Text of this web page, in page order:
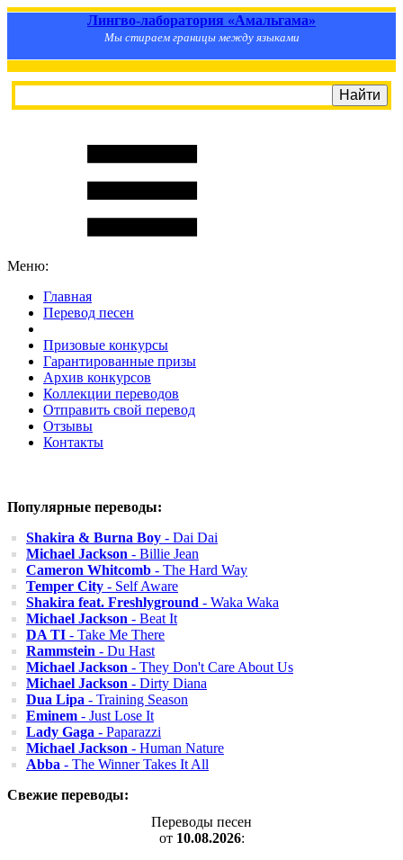
Лингво-лаборатория «Амальгама»
Мы стираем границы между языками
Меню:
Главная
Перевод песен
Призовые конкурсы
Гарантированные призы
Архив конкурсов
Коллекции переводов
Отправить свой перевод
Отзывы
Контакты
Популярные переводы:
Shakira & Burna Boy - Dai Dai
Michael Jackson - Billie Jean
Cameron Whitcomb - The Hard Way
Temper City - Self Aware
Shakira feat. Freshlyground - Waka Waka
Michael Jackson - Beat It
DA TI - Take Me There
Rammstein - Du Hast
Michael Jackson - They Don't Care About Us
Michael Jackson - Dirty Diana
Dua Lipa - Training Season
Eminem - Just Lose It
Lady Gaga - Paparazzi
Michael Jackson - Human Nature
Abba - The Winner Takes It All
Свежие переводы:
Переводы песен
от 10.08.2026: